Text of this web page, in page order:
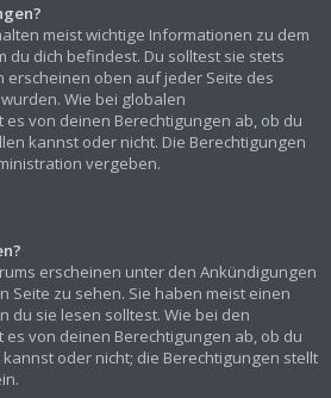
meist wichtige Informationen zu dem
du dich befindest. Du solltest sie stets
erscheinen oben auf jeder Seite des
Wie bei globalen
von deinen Berechtigungen ab, ob du
kannst oder nicht. Die Berechtigungen
vergeben.
erscheinen unter den Ankündigungen
Seite zu sehen. Sie haben meist einen
du sie lesen solltest. Wie bei den
von deinen Berechtigungen ab, ob du
oder nicht; die Berechtigungen stellt